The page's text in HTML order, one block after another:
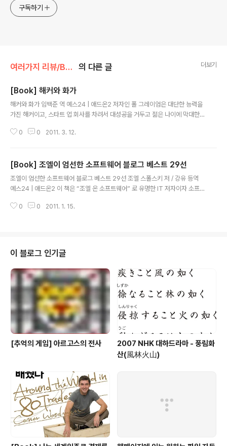
구독하기
여러가지 리뷰/Book 의 다른 글 더보기
[Book] 해커와 화가
해커와 화가 임백준 역 예스24 | 애드온2 저자인 폴 그레이엄은 대단한 능력을
가진 해커이고, 스타트 업 회사를 차려서 대성공을 거두고 젊은 나이에 막대한
여기에 상당한 글 솜씨와 함께 미술, 역사, 철학, 문학 등에 대한 풍부한 인문학
이와 유사하게 IT 블로그의 글들을 모아서 책으로 발간한 것 중에 유명한 책으
로 “조엘 온 소프트웨어” 가 생각난다. “조엘 온 소프트웨어”는 CEO 인 조엘
스폴스키가 회사를 어떻게 운영해야 하는지, 어떤 직원들을 뽑아야 하는지, 그
0 0 2011. 3. 12.
[Book] 조엘이 엄선한 소프트웨어 블로그 베스트 29선
조엘이 엄선한 소프트웨어 블로그 베스트 29선 조엘 스폴스키 저 / 강유 등역
예스24 | 애드온2 이 책은 “조엘 온 소프트웨어” 로 유명한 IT 저자이자 소프
어놓았지만. 사실 조엘 자신이 직접 작성한 내용은 극히 일부에 불과하며 조엘
량도 분량이지만, 무엇보다 이 책에서 소개된 블로그의 저자들이 IT 업계에서
상당히 오랜 경력을 가지고 자기 분야에서는 최고 전문가 급에 속하는 인물들이
대부분인..
0 0 2011. 1. 15.
이 블로그 인기글
[추억의 게임] 아르고스의 전사
2007 NHK 대하드라마 - 풍림화
산(風林火山)